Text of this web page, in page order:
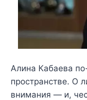
Алина Кабаева
пространстве. О
внимания — и,